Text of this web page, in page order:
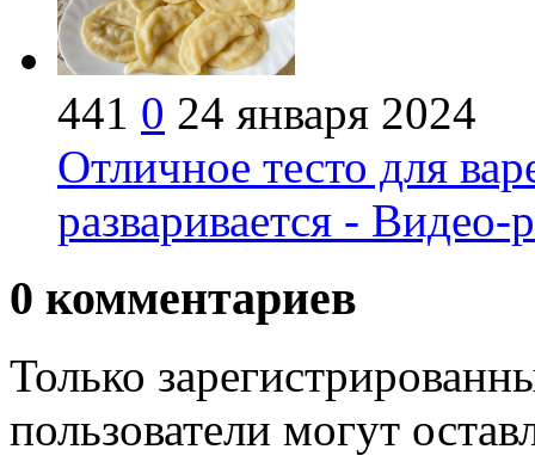
441 0 24 января 2024
Отличное тесто для
разваривается - Видео-
0 комментариев
Только
пользователи могут